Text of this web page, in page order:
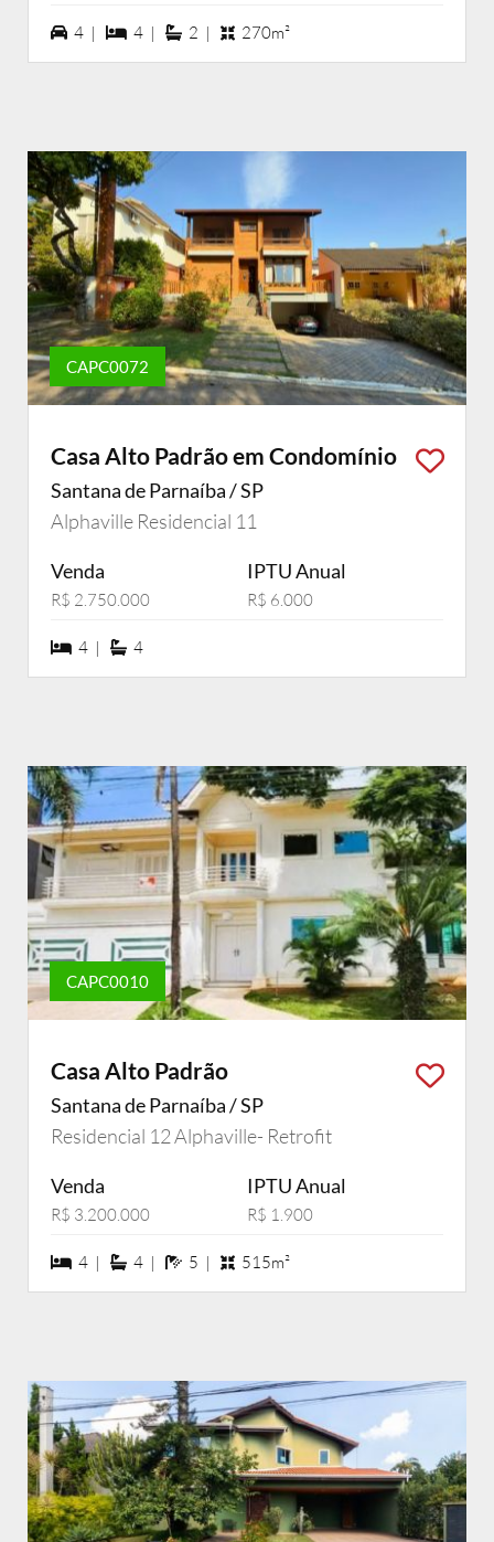
4 vagas na garagem
4 | 4 dormiórios
4 | 2 suítes
2 | 270m²
CAPC0072
Casa Alto Padrão em Condomínio
Santana de Parnaíba / SP
Alphaville Residencial 11
Venda
R$ 2.750.000
IPTU Anual
R$ 6.000
4 dormiórios
4 | 4 suítes
4
CAPC0010
Casa Alto Padrão
Santana de Parnaíba / SP
Residencial 12 Alphaville- Retrofit
Venda
R$ 3.200.000
IPTU Anual
R$ 1.900
4 dormiórios
4 | 4 suítes
4 | 5 banheiros
5 | 515m²